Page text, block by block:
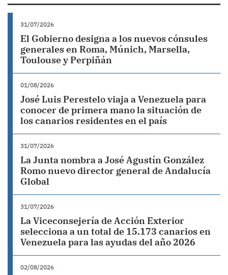
31/07/2026
El Gobierno designa a los nuevos cónsules
generales en Roma, Múnich, Marsella,
Toulouse y Perpiñán
01/08/2026
José Luis Perestelo viaja a Venezuela para
conocer de primera mano la situación de
los canarios residentes en el país
31/07/2026
La Junta nombra a José Agustín González
Romo nuevo director general de Andalucía
Global
31/07/2026
La Viceconsejería de Acción Exterior
selecciona a un total de 15.173 canarios en
Venezuela para las ayudas del año 2026
02/08/2026